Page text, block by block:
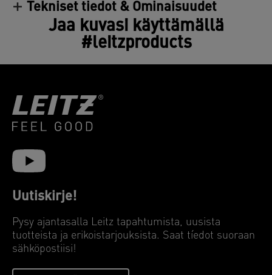
Tekniset tiedot & Ominaisuudet
Jaa kuvasi käyttämällä
#leitzproducts
Uutiskirje!
Pysy ajantasalla Leitz tapahtumista, uusista
tuotteista ja erikoistarjouksista. Saat tíedot suoraan
sähköpostiisi!